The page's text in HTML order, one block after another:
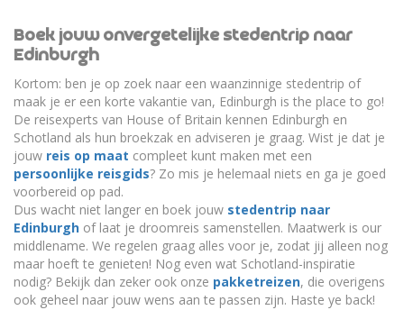
Boek jouw onvergetelijke stedentrip naar
Edinburgh
Kortom: ben je op zoek naar een waanzinnige stedentrip of
maak je er een korte vakantie van, Edinburgh is the place to go!
De reisexperts van House of Britain kennen Edinburgh en
Schotland als hun broekzak en adviseren je graag. Wist je dat je
jouw reis op maat compleet kunt maken met een
persoonlijke reisgids? Zo mis je helemaal niets en ga je goed
voorbereid op pad.
Dus wacht niet langer en boek jouw stedentrip naar
Edinburgh of laat je droomreis samenstellen. Maatwerk is our
middlename. We regelen graag alles voor je, zodat jij alleen nog
maar hoeft te genieten! Nog even wat Schotland-inspiratie
nodig? Bekijk dan zeker ook onze pakketreizen, die overigens
ook geheel naar jouw wens aan te passen zijn. Haste ye back!